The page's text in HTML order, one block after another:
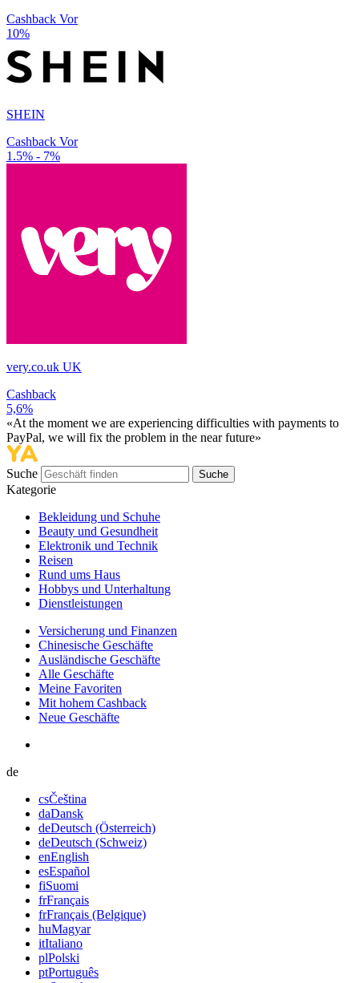
Cashback Vor
10%
SHEIN
Cashback Vor
1.5% - 7%
very.co.uk UK
Cashback
5,6%
«At the moment we are experiencing difficulties with payments to
PayPal, we will fix the problem in the near future»
Suche Suche
Kategorie
Bekleidung und Schuhe
Beauty und Gesundheit
Elektronik und Technik
Reisen
Rund ums Haus
Hobbys und Unterhaltung
Dienstleistungen
Versicherung und Finanzen
Chinesische Geschäfte
Ausländische Geschäfte
Alle Geschäfte
Meine Favoriten
Mit hohem Cashback
Neue Geschäfte
de
csČeština
daDansk
deDeutsch (Österreich)
deDeutsch (Schweiz)
enEnglish
esEspañol
fiSuomi
frFrançais
frFrançais (Belgique)
huMagyar
itItaliano
plPolski
ptPortuguês